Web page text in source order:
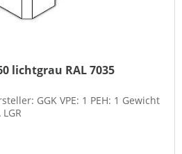
lichtgrau RAL 7035
GGK VPE: 1 PEH: 1 Gewicht